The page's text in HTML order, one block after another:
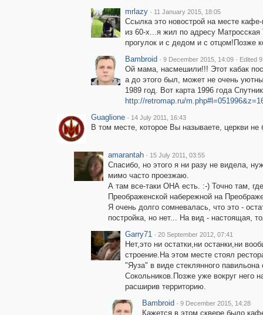
mrlazy · 11 January 2015, 18:05
Ссылка это новострой на месте
из 60-х...я жил по адресу
прогулок и с дедом и с отцом!Позже
Bambroid · 9 December 2015, 14:09 · Edited
Ой мама, насмешили!!! Этот кабак
а до этого был, может не очень
1989 год. Вот карта 1996 года
http://retromap.ru/
Guaglione · 14 July 2011, 16:43
В том месте, которое Вы называете, церкви
amarantah · 15 July 2011, 03:55
Спасибо, но этого я ни разу не видела,
мимо часто проезжаю.
А там все-таки ОНА есть. :-) Точно там,
Преображенской набережной на
Я очень долго сомневалась, что это -
постройка, но нет... На вид - настоящая,
Garry71 · 20 September 2012, 07:41
Нет,это ни остатки,ни останки,ни
строение.На этом месте стоял
"Яуза" в виде стеклянного
Сокольников.Позже уже вокруг него
расширив территорию.
Bambroid · 9 December 2015, 14:28
Кажется в этом сквере было